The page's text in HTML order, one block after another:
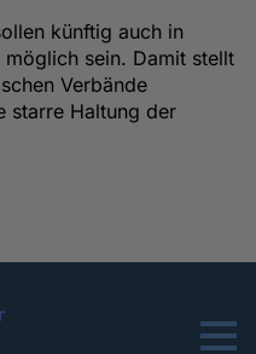
künftig auch in
möglich sein. Damit stellt
Verbände
starre Haltung der
Menu